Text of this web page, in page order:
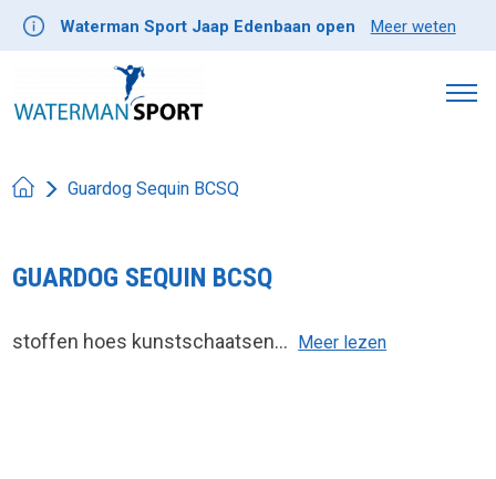
Waterman Sport Jaap Edenbaan open Meer weten
Guardog Sequin BCSQ
GUARDOG SEQUIN BCSQ
stoffen hoes kunstschaatsen... Meer lezen